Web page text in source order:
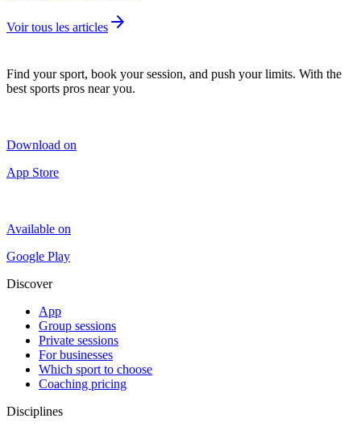
Voir tous les articles arrow_forward
Find your sport, book your session, and push your limits. With the
best sports pros near you.
Download on
App Store
Available on
Google Play
Discover
App
Group sessions
Private sessions
For businesses
Which sport to choose
Coaching pricing
Disciplines